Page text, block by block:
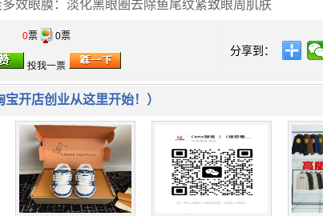
效眼膜：淡化黑眼圈去除鱼尾纹紧致眼周肌肤
0票 0票
分享到：
开店创业从这里开始！）